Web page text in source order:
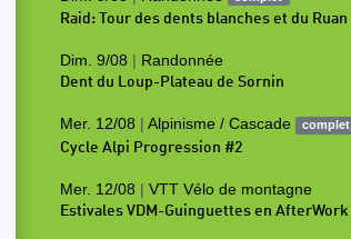
Raid: Tour des dents blanches et du Ruan
Dim. 9/08 | Randonnée
Dent du Loup-Plateau de Sornin
Mer. 12/08 | Alpinisme / Cascade complet
Cycle Alpi Progression #2
Mer. 12/08 | VTT Vélo de montagne
Estivales VDM-Guinguettes en AfterWork